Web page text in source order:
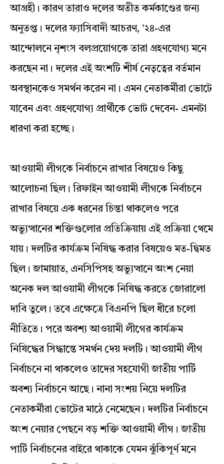
আগ্রহী। কারণ তারাও দলের অতীত কর্মকাণ্ডের জন্য
অনুতপ্ত। দলের ফ্যাসিবাদী আচরণ, ’২৪-এর
আন্দোলনে নৃশংস বলপ্রয়োগকে তারা গ্রহণযোগ্য মনে
করছেন না। দলের এই অংশটি শীর্ষ নেতৃত্বের বর্তমান
অবস্থানকেও সমর্থন করেন না। এমন নেতাকর্মীরা ভোটে
যাবেন এবং গ্রহণযোগ্য প্রার্থীকে ভোট দেবেন- এমনটা
ধারণা করা হচ্ছে।
আওয়ামী লীগকে নির্বাচনে রাখার বিষয়েও কিছু
আলোচনা ছিল। রিফাইন আওয়ামী লীগকে নির্বাচনে
রাখার বিষয়ে এক ধরনের চিন্তা থাকলেও পরে
অভ্যুত্থানের শক্তিগুলোর প্রতিক্রিয়ায় এই প্রক্রিয়া থেমে
যায়। দলটির কার্যক্রম নিষিদ্ধ করার বিষয়েও মত-দ্বিমত
ছিল। জামায়াত, এনসিপিসহ অভ্যুত্থানে অংশ নেয়া
অনেক দল আওয়ামী লীগকে নিষিদ্ধ করতে জোরালো
দাবি তুলে। তবে এক্ষেত্রে বিএনপি ছিল ধীরে চলো
নীতিতে। পরে অবশ্য আওয়ামী লীগের কার্যক্রম
নিষিদ্ধের সিদ্ধান্তে সমর্থন দেয় দলটি। আওয়ামী লীগ
নির্বাচনে না থাকলেও তাদের সহযোগী জাতীয় পার্টি
অবশ্য নির্বাচনে আছে। নানা সংশয় নিয়ে দলটির
নেতাকর্মীরা ভোটের মাঠে নেমেছেন। দলটির নির্বাচনে
অংশ নেয়ার পেছনে বড় শক্তি আওয়ামী লীগ। জাতীয়
পার্টি নির্বাচনের বাইরে থাকাকে যেমন ঝুঁকিপূর্ণ মনে